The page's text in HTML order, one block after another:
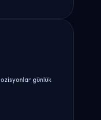
günlük